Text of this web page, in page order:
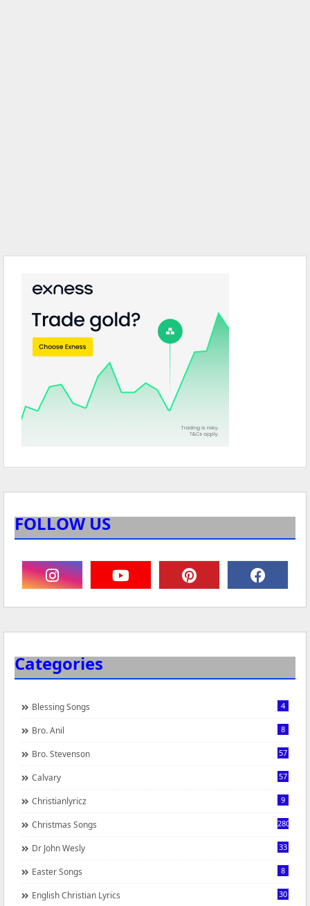
FOLLOW US
Categories
Blessing Songs 4
Bro. Anil 8
Bro. Stevenson 57
Calvary 57
Christianlyricz 9
Christmas Songs 280
Dr John Wesly 33
Easter Songs 8
English Christian Lyrics 30